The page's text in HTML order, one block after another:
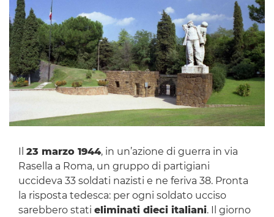
23 marzo 1944, in un’azione di guerra in via
Rasella a Roma, un gruppo di partigiani
uccideva 33 soldati nazisti e ne feriva 38. Pronta
la risposta tedesca: per ogni soldato ucciso
sarebbero stati eliminati dieci italiani. Il giorno